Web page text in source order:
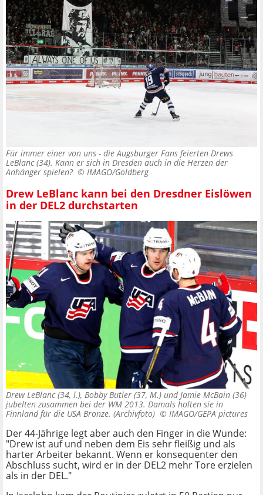
Für immer einer von uns - die Augsburger Fans feierten Drews
LeBlanc (34). Kann er sich in Dresden auch in die Herzen der
Anhänger spielen? © IMAGO/Goldberg
Drew LeBlanc kann bei den Dresdner Eislöwen
in der DEL2 durchstarten
Drew LeBlanc (34, l.), Bobby Butler (37, M.) und Jamie McBain (36)
jubelten zusammen bei der WM 2013. Damals holten sie in
Finnland für die USA Bronze. (Archivfoto) © IMAGO/GEPA pictures
Der 44-Jährige legt aber auch den Finger in die Wunde:
"Drew ist auf und neben dem Eis sehr fleißig und als
harter Arbeiter bekannt. Wenn er konsequenter den
Abschluss sucht, wird er in der DEL2 mehr Tore erzielen
als in der DEL."